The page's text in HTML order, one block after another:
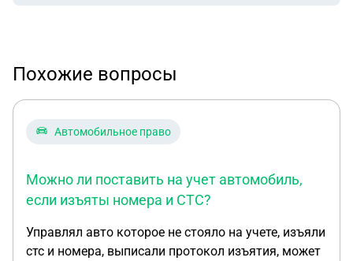
Похожие вопросы
Автомобильное право
Можно ли поставить на учет автомобиль,
если изъяты номера и СТС?
Управлял авто которое не стояло на учете, изъяли
стс и номера, выписали протокол изъятия, может